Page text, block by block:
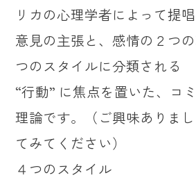
リカの心理学者によって提唱
意見の主張と、感情の２つ
つのスタイルに分類される
“行動” に焦点を置いた、コ
理論です。（ご興味ありま
てみてください）
４つのスタイル